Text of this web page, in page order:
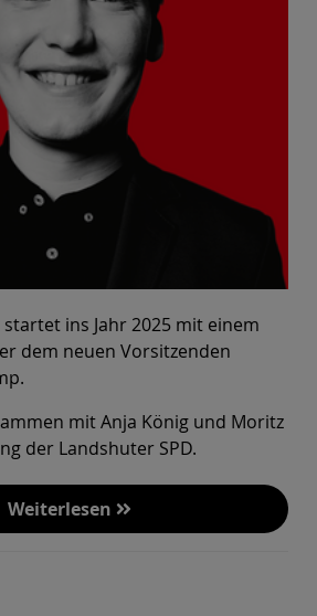
startet ins Jahr 2025 mit einem
dem neuen Vorsitzenden
mit Anja König und Moritz
der Landshuter SPD.
Weiterlesen